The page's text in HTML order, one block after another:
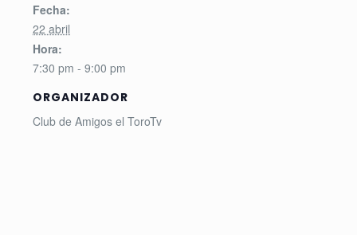
Fecha:
22 abril
Hora:
7:30 pm - 9:00 pm
ORGANIZADOR
Club de Amigos el ToroTv